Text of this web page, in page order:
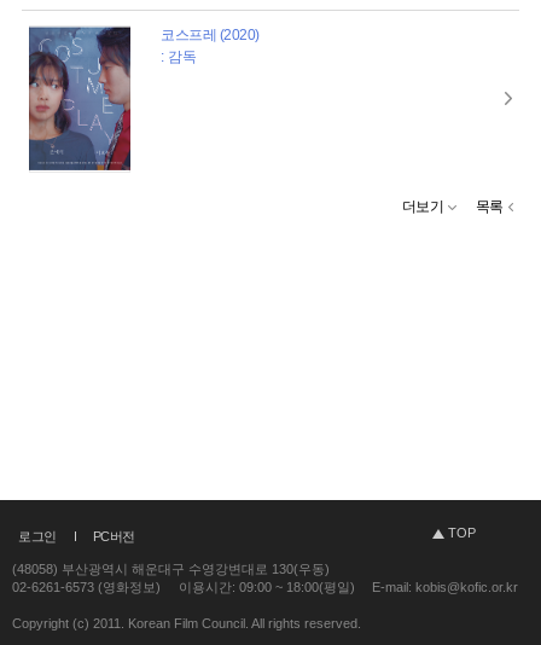
코스프레 (2020)
: 감독
더보기 목록
로그인 PC버전 TOP
(48058) 부산광역시 해운대구 수영강변대로 130(우동)
02-6261-6573 (영화정보)
이용시간: 09:00 ~ 18:00(평일) E-mail: kobis@kofic.or.kr
Copyright (c) 2011. Korean Film Council. All rights reserved.